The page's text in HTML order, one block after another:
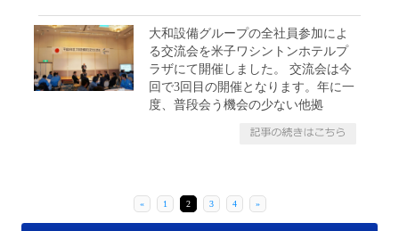
大和設備グループの全社員参加によ
る交流会を米子ワシントンホテルプ
ラザにて開催しました。 交流会は今
回で3回目の開催となります。年に一
度、普段会う機会の少ない他拠
« 1 2 3 4 »